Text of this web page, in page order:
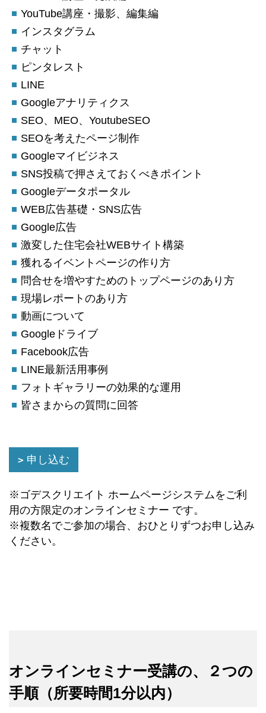
YouTube講座・撮影、編集編
インスタグラム
チャット
ピンタレスト
LINE
Googleアナリティクス
SEO、MEO、YoutubeSEO
SEOを考えたページ制作
Googleマイビジネス
SNS投稿で押さえておくべきポイント
Googleデータポータル
WEB広告基礎・SNS広告
Google広告
激変した住宅会社WEBサイト構築
獲れるイベントページの作り方
問合せを増やすためのトップページのあり方
現場レポートのあり方
動画について
Googleドライブ
Facebook広告
LINE最新活用事例
フォトギャラリーの効果的な運用
皆さまからの質問に回答
申し込む
※ゴデスクリエイト ホームページシステムをご利
用の方限定のオンラインセミナー です。
※複数名でご参加の場合、おひとりずつお申し込み
ください。
オンラインセミナー受講の、２つの
手順（所要時間1分以内）